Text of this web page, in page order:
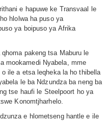
e hapuwe ke Transvaal le
hlolwa ha puso ya
ya boipuso ya Afrika
pakeng tsa Maburu le
mookamedi Nyabela, mme
ile a etsa leqheka la ho thibella
le ba Ndzundza ba neng ba
tse haufi le Steelpoort ho ya
Konomtjharhelo.
e hlometseng hantle e ile